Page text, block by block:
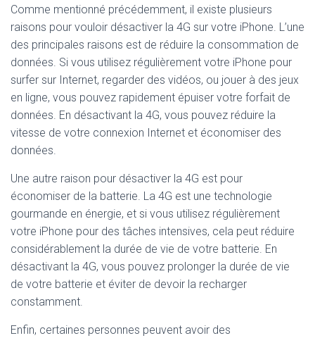
Comme mentionné précédemment, il existe plusieurs
raisons pour vouloir désactiver la 4G sur votre iPhone. L’une
des principales raisons est de réduire la consommation de
données. Si vous utilisez régulièrement votre iPhone pour
surfer sur Internet, regarder des vidéos, ou jouer à des jeux
en ligne, vous pouvez rapidement épuiser votre forfait de
données. En désactivant la 4G, vous pouvez réduire la
vitesse de votre connexion Internet et économiser des
données.
Une autre raison pour désactiver la 4G est pour
économiser de la batterie. La 4G est une technologie
gourmande en énergie, et si vous utilisez régulièrement
votre iPhone pour des tâches intensives, cela peut réduire
considérablement la durée de vie de votre batterie. En
désactivant la 4G, vous pouvez prolonger la durée de vie
de votre batterie et éviter de devoir la recharger
constamment.
Enfin, certaines personnes peuvent avoir des